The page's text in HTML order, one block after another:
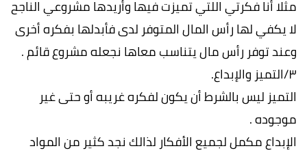
مثلا أنا فكرتي اللتي تميزت فيها وأريدها مشروعي الناجح
لا يكفي لها رأس المال المتوفر لدى فأبدلها بفكره أخرى
وعند توفر رأس مال يتناسب معاها نجعله مشروع قائم .
٣/التميز والإبداع.
التميز ليس بالشرط أن يكون لفكره غريبه أو حتى غير
موجوده .
الإبداع مكمل لجميع الأفكار لذالك نجد كثير من المواد